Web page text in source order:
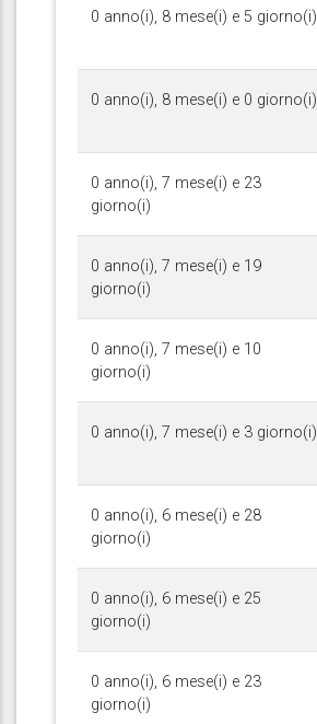
0 anno(i), 8 mese(i) e 5 giorno(i)
0 anno(i), 8 mese(i) e 0 giorno(i)
0 anno(i), 7 mese(i) e 23
giorno(i)
0 anno(i), 7 mese(i) e 19
giorno(i)
0 anno(i), 7 mese(i) e 10
giorno(i)
0 anno(i), 7 mese(i) e 3 giorno(i)
0 anno(i), 6 mese(i) e 28
giorno(i)
0 anno(i), 6 mese(i) e 25
giorno(i)
0 anno(i), 6 mese(i) e 23
giorno(i)